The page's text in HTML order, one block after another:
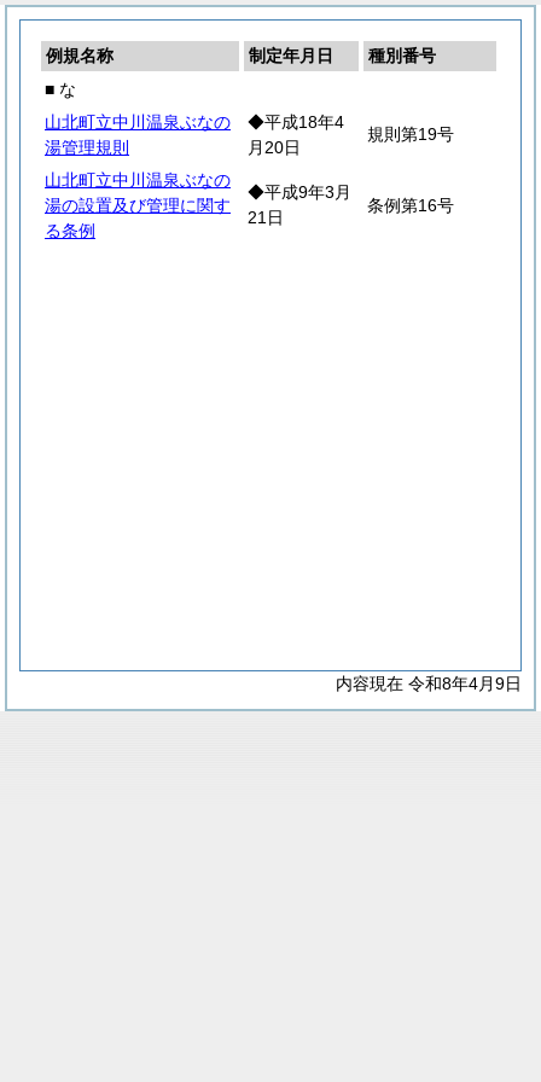
例規名称 制定年月日
種別番号
■ な
山北町立中川温泉ぶなの
湯管理規則
◆平成18年4
月20日
規則第19号
山北町立中川温泉ぶなの
湯の設置及び管理に関す
る条例
◆平成9年3月
21日
条例第16号
内容現在 令和8年4月9日